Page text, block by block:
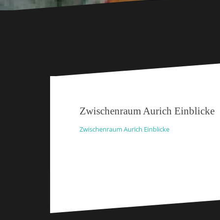
Zwischenraum Aurich Einblicke
Zwischenraum Aurich Einblicke